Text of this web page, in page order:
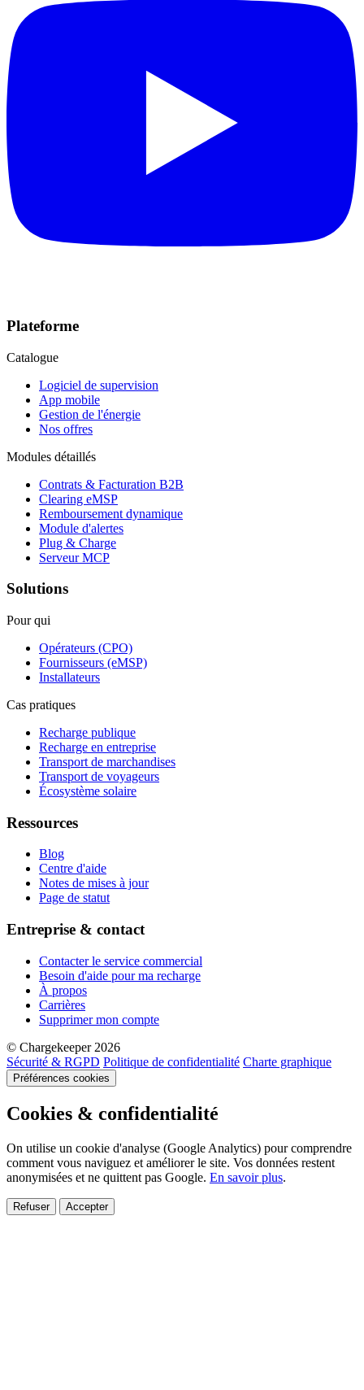
Plateforme
Catalogue
Logiciel de supervision
App mobile
Gestion de l'énergie
Nos offres
Modules détaillés
Contrats & Facturation B2B
Clearing eMSP
Remboursement dynamique
Module d'alertes
Plug & Charge
Serveur MCP
Solutions
Pour qui
Opérateurs (CPO)
Fournisseurs (eMSP)
Installateurs
Cas pratiques
Recharge publique
Recharge en entreprise
Transport de marchandises
Transport de voyageurs
Écosystème solaire
Ressources
Blog
Centre d'aide
Notes de mises à jour
Page de statut
Entreprise & contact
Contacter le service commercial
Besoin d'aide pour ma recharge
À propos
Carrières
Supprimer mon compte
© Chargekeeper 2026
Sécurité & RGPD Politique de confidentialité Charte graphique
Préférences cookies
Cookies & confidentialité
On utilise un cookie d'analyse (Google Analytics) pour comprendre
comment vous naviguez et améliorer le site. Vos données restent
anonymisées et ne quittent pas Google. En savoir plus.
Refuser Accepter